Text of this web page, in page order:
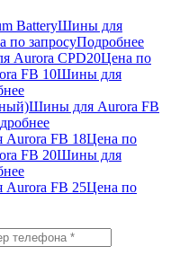
Шины для
по запросуПодробнее
Aurora CPD20Цена по
Шины для
Шины для Aurora FB
FB 18Цена по
Шины для
FB 25Цена по